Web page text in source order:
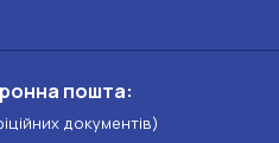
пошта:
документів)